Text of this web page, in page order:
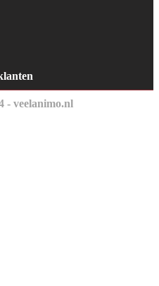
- veelanimo.nl